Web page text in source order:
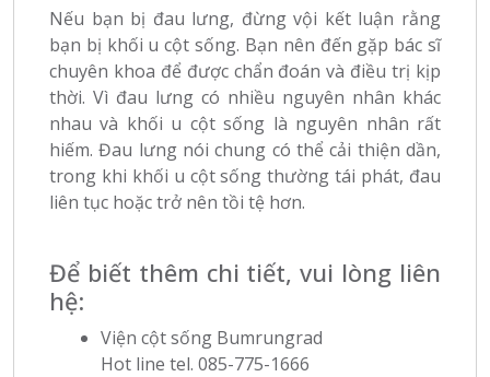
Nếu bạn bị đau lưng, đừng vội kết luận rằng
bạn bị khối u cột sống. Bạn nên đến gặp bác sĩ
chuyên khoa để được chẩn đoán và điều trị kịp
thời. Vì đau lưng có nhiều nguyên nhân khác
nhau và khối u cột sống là nguyên nhân rất
hiếm. Đau lưng nói chung có thể cải thiện dần,
trong khi khối u cột sống thường tái phát, đau
liên tục hoặc trở nên tồi tệ hơn.
Để biết thêm chi tiết, vui lòng liên
hệ:
Viện cột sống Bumrungrad
Hot line tel. 085-775-1666